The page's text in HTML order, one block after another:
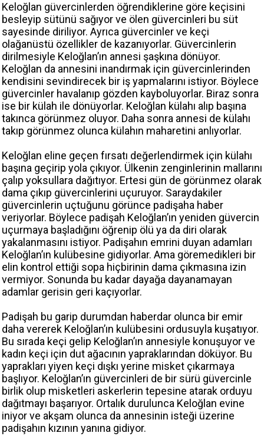
Keloğlan güvercinlerden öğrendiklerine göre keçisini
besleyip sütünü sağıyor ve ölen güvercinleri bu süt
sayesinde diriliyor. Ayrıca güvercinler ve keçi
olağanüstü özellikler de kazanıyorlar. Güvercinlerin
dirilmesiyle Keloğlan’ın annesi şaşkına dönüyor.
Keloğlan da annesini inandırmak için güvercinlerinden
kendisini sevindirecek bir iş yapmalarını istiyor. Böylece
güvercinler havalanıp gözden kayboluyorlar. Biraz sonra
ise bir külah ile dönüyorlar. Keloğlan külahı alıp başına
takınca görünmez oluyor. Daha sonra annesi de külahı
takıp görünmez olunca külahın maharetini anlıyorlar.
Keloğlan eline geçen fırsatı değerlendirmek için külahı
başına geçirip yola çıkıyor. Ülkenin zenginlerinin mallarını
çalıp yoksullara dağıtıyor. Ertesi gün de görünmez olarak
dama çıkıp güvercinlerini uçuruyor. Saraydakiler
güvercinlerin uçtuğunu görünce padişaha haber
veriyorlar. Böylece padişah Keloğlan’ın yeniden güvercin
uçurmaya başladığını öğrenip ölü ya da diri olarak
yakalanmasını istiyor. Padişahın emrini duyan adamları
Keloğlan’ın kulübesine gidiyorlar. Ama göremedikleri bir
elin kontrol ettiği sopa hiçbirinin dama çıkmasına izin
vermiyor. Sonunda bu kadar dayağa dayanamayan
adamlar gerisin geri kaçıyorlar.
Padişah bu garip durumdan haberdar olunca bir emir
daha vererek Keloğlan’ın kulübesini ordusuyla kuşatıyor.
Bu sırada keçi gelip Keloğlan’ın annesiyle konuşuyor ve
kadın keçi için dut ağacının yapraklarından döküyor. Bu
yaprakları yiyen keçi dışkı yerine misket çıkarmaya
başlıyor. Keloğlan’ın güvercinleri de bir sürü güvercinle
birlik olup misketleri askerlerin tepesine atarak orduyu
dağıtmayı başarıyor. Ortalık durulunca Keloğlan evine
iniyor ve akşam olunca da annesinin isteği üzerine
padişahın kızının yanına gidiyor.